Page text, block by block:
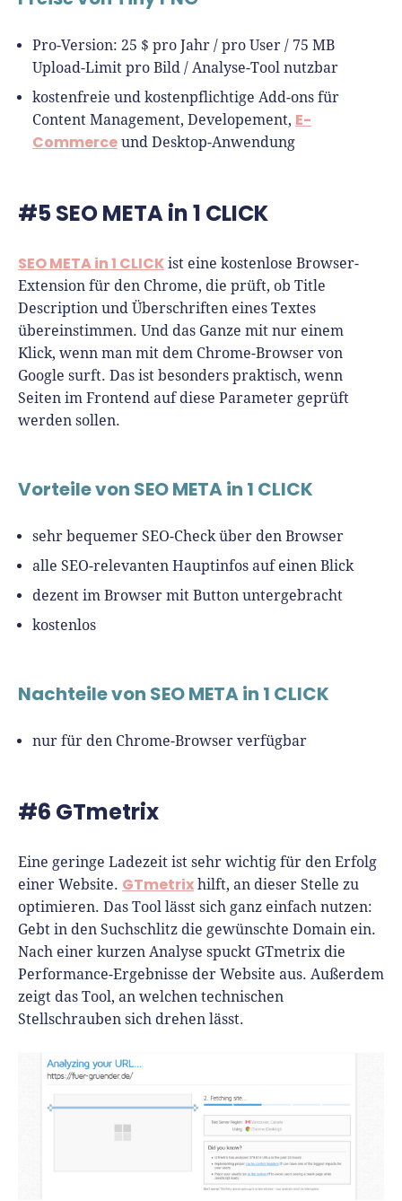
Pro-Version: 25 $ pro Jahr / pro User / 75 MB
Upload-Limit pro Bild / Analyse-Tool nutzbar
kostenfreie und kostenpflichtige Add-ons für
Content Management, Developement, E-
Commerce und Desktop-Anwendung
#5 SEO META in 1 CLICK
SEO META in 1 CLICK ist eine kostenlose Browser-
Extension für den Chrome, die prüft, ob Title
Description und Überschriften eines Textes
übereinstimmen. Und das Ganze mit nur einem
Klick, wenn man mit dem Chrome-Browser von
Google surft. Das ist besonders praktisch, wenn
Seiten im Frontend auf diese Parameter geprüft
werden sollen.
Vorteile von SEO METAin 1 CLICK
sehr bequemer SEO-Check über den Browser
alle SEO-relevanten Hauptinfos auf einen Blick
dezent im Browser mit Button untergebracht
kostenlos
Nachteile von SEO METAin 1 CLICK
nur für den Chrome-Browser verfügbar
#6 GTmetrix
Eine geringe Ladezeit ist sehr wichtig für den Erfolg
einer Website. GTmetrix hilft, an dieser Stelle zu
optimieren. Das Tool lässt sich ganz einfach nutzen:
Gebt in den Suchschlitz die gewünschte Domain ein.
Nach einer kurzen Analyse spuckt GTmetrix die
Performance-Ergebnisse der Website aus. Außerdem
zeigt das Tool, an welchen technischen
Stellschrauben sich drehen lässt.